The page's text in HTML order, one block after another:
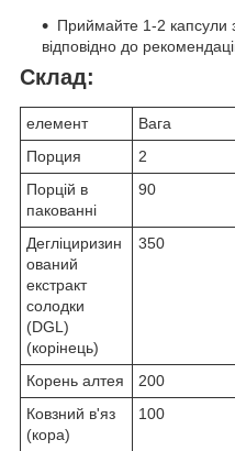
Приймайте 1-2 капсули
відповідно до
Склад:
елемент Вага
Порция
2
Порцій в
пакованні
90
Дегліциризин
ований
екстракт
солодки
(DGL)
(корінець)
350
Корень алтея 200
Ковзний в'яз
(кора)
100